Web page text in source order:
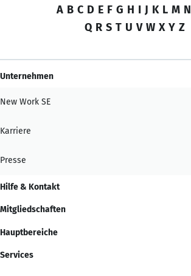
A B C D E F G H I J K L M N
Q R S T U V W X Y Z
Unternehmen
New Work SE
Karriere
Presse
Hilfe & Kontakt
Mitgliedschaften
Hauptbereiche
Services